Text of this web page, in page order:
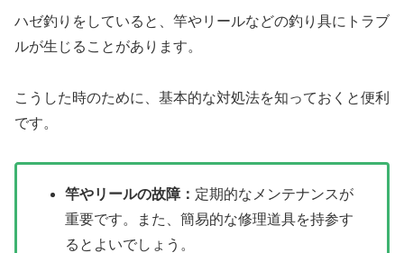
ハゼ釣りをしていると、竿やリールなどの釣り具にトラブ
ルが生じることがあります。
こうした時のために、基本的な対処法を知っておくと便利
です。
竿やリールの故障： 定期的なメンテナンスが
重要です。また、簡易的な修理道具を持参す
るとよいでしょう。